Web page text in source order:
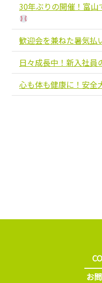
30年ぶりの開催！富
歓迎会を兼ねた暑気払
日々成長中！新入社員
心も体も健康に！安全
お